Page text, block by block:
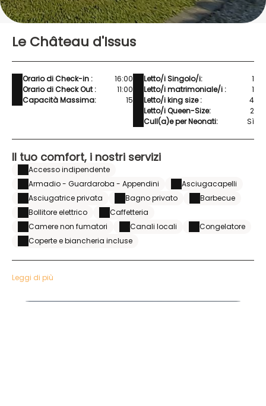
Le Château d'Issus
Orario di Check-in :
16:00
Orario di Check Out :
11:00
Capacità Massima:
15
Letto/i Singolo/i:
1
Letto/i matrimoniale/i :
1
Letto/i king size :
4
Letto/i Queen-Size:
2
Cull(a)e per Neonati:
Sì
Il tuo comfort, i nostri servizi
Accesso indipendente
Armadio - Guardaroba - Appendini
Asciugacapelli
Asciugatrice privata
Bagno privato
Barbecue
Bollitore elettrico
Caffetteria
Camere non fumatori
Canali locali
Congelatore
Coperte e biancheria incluse
Leggi di più